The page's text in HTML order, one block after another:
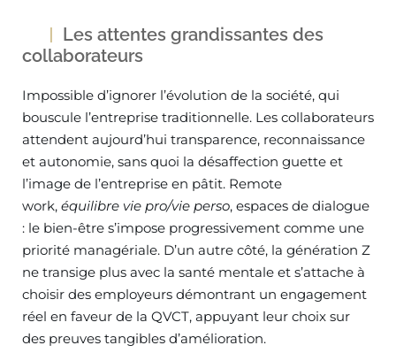
Les attentes grandissantes des
collaborateurs
Impossible d’ignorer l’évolution de la société, qui
bouscule l’entreprise traditionnelle. Les collaborateurs
attendent aujourd’hui transparence, reconnaissance
et autonomie, sans quoi la désaffection guette et
l’image de l’entreprise en pâtit. Remote
work, équilibre vie pro/vie perso, espaces de dialogue
: le bien-être s’impose progressivement comme une
priorité managériale. D’un autre côté, la génération Z
ne transige plus avec la santé mentale et s’attache à
choisir des employeurs démontrant un engagement
réel en faveur de la QVCT, appuyant leur choix sur
des preuves tangibles d’amélioration.